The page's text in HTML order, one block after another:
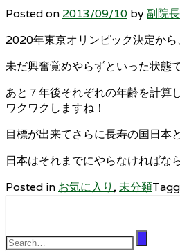
Posted on 2013/09/10 by副院長
2020年東京オリンピック決定か
未だ興奮覚めやらずといった状態
あと７年後それぞれの年齢を計
ワクワクしますね！
目標が出来てさらに長寿の国日本
日本はそれまでにやらなければ
Posted in お気に入り,未分類